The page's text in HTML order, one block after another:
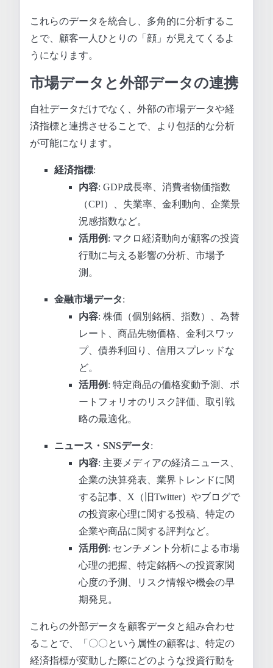
これらのデータを統合し、多角的に分析するこ
とで、顧客一人ひとりの「顔」が見えてくるよ
うになります。
市場データと外部データの連携
自社データだけでなく、外部の市場データや経
済指標と連携させることで、より包括的な分析
が可能になります。
経済指標:
内容: GDP成長率、消費者物価指数
（CPI）、失業率、金利動向、企業景
況感指数など。
活用例 : マクロ経済動向が顧客の投資
行動に与える影響の分析、市場予
測。
金融市場データ:
内容: 株価（個別銘柄、指数）、為替
レート、商品先物価格、金利スワッ
プ、債券利回り、信用スプレッドな
ど。
活用例 : 特定商品の価格変動予測、ポ
ートフォリオのリスク評価、取引戦
略の最適化。
ニュース・SNSデータ:
内容: 主要メディアの経済ニュース、
企業の決算発表、業界トレンドに関
する記事、X（旧Twitter）やブログで
の投資家心理に関する投稿、特定の
企業や商品に関する評判など。
活用例 : センチメント分析による市場
心理の把握、特定銘柄への投資家関
心度の予測、リスク情報や機会の早
期発見。
これらの外部データを顧客データと組み合わせ
ることで、「〇〇という属性の顧客は、特定の
経済指標が変動した際にどのような投資行動を